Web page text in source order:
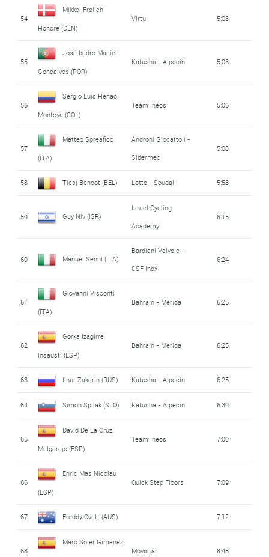
54
Mikkel Frølich
Honoré (DEN)
Virtu 5:03
55
José Isidro Maciel
Gonçalves (POR)
Katusha - Alpecin 5:03
56
Sergio Luis Henao
Montoya (COL)
Team Ineos 5:06
57
Matteo Spreafico
(ITA)
Androni Giocattoli -
Sidermec
5:08
58 Tiesj Benoot (BEL) Lotto - Soudal 5:58
59 Guy Niv (ISR)
Israel Cycling
Academy
6:15
60 Manuel Senni (ITA)
Bardiani Valvole -
CSF Inox
6:24
61
Giovanni Visconti
(ITA)
Bahrain - Merida 6:25
62
Gorka Izagirre
Insausti (ESP)
Bahrain - Merida 6:25
63 Ilnur Zakarin (RUS) Katusha - Alpecin 6:25
64 Simon Spilak (SLO) Katusha - Alpecin 6:39
65
David De La Cruz
Melgarejo (ESP)
Team Ineos 7:09
66
Enric Mas Nicolau
(ESP)
Quick Step Floors 7:09
67 Freddy Ovett (AUS) 7:12
68
Marc Soler Gimenez
Movistar 8:48